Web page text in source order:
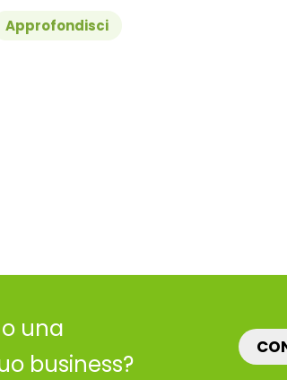
Approfondisci
o una
business?